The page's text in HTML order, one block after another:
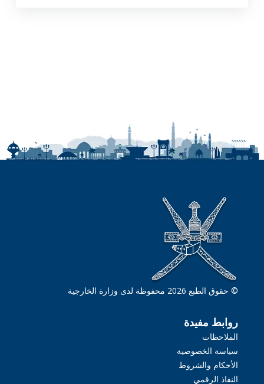
© حقوق الطبع 2026 محفوظة لدى وزارة الخارجية
روابط مفيدة
الملاحظات
سياسة الخصوصية
الأحكام والشروط
النفاذ الرقمي